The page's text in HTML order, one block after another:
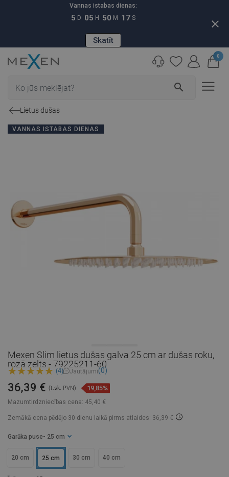
Vannas istabas dienas:
5 D 05 H 50 M 16 S
Skatīt
close
search
0
Lietus dušas
VANNAS ISTABAS DIENAS
Mexen Slim lietus dušas galva 25 cm ar dušas roku,
rozā zelts - 79225211-60
(4) Jautājumi(0)
Mazumtirdzniecības cena: 45,40 €
36,39 € (t.sk. PVN) 19,85%
Zemākā cena pēdējo 30 dienu laikā pirms atlaides: 36,39 €
Garāka puse - 25 cm
20 cm 25 cm 30 cm 40 cm